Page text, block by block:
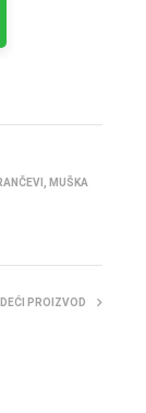
MUŠKA
PROIZVOD